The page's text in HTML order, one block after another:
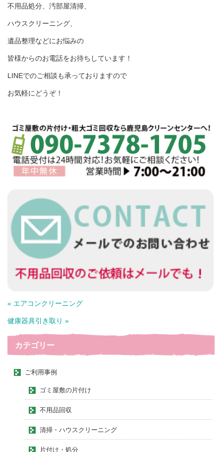
不用品処分、汚部屋清掃、
ハウスクリーニング、
遺品整理などにお悩みの
皆様からのお電話をお待ちしています！
LINEでのご相談も承っておりますので
お気軽にどうぞ！
« エアコンクリーニング
健康器具引き取り »
カテゴリー
ご利用事例
ゴミ屋敷の片付け
不用品回収
清掃・ハウスクリーニング
片付け・処分